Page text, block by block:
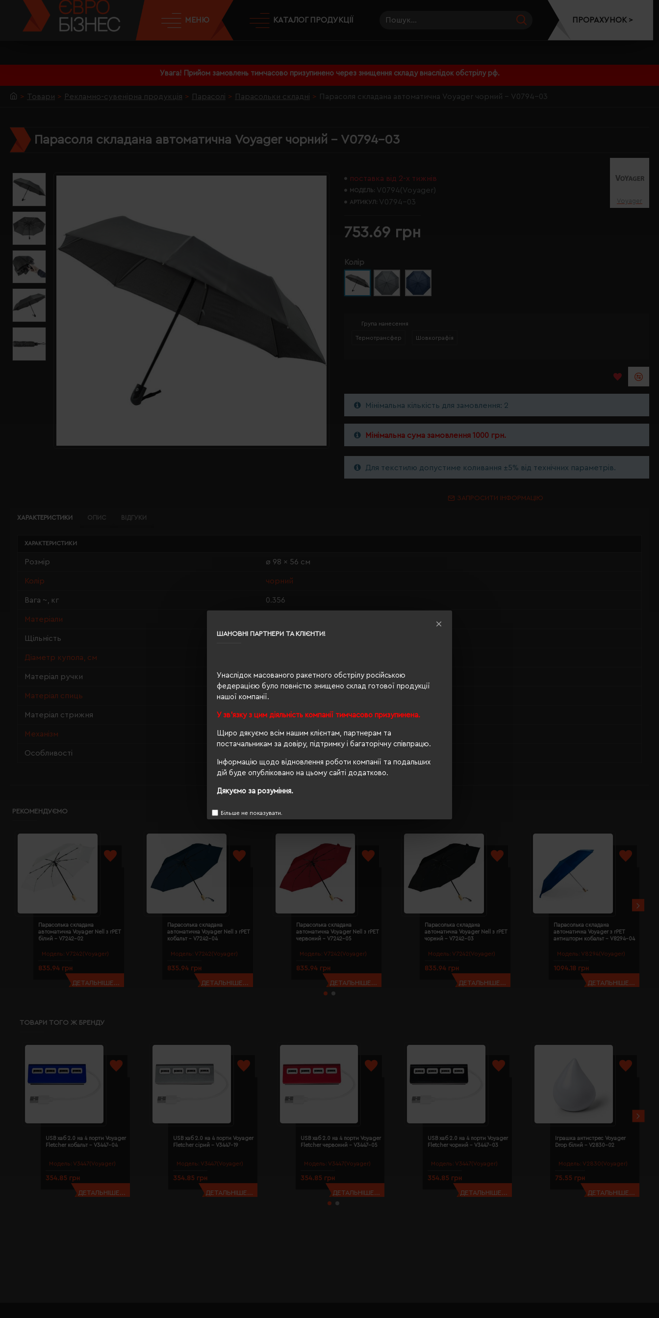
ШАНОВНІ ПАРТНЕРИ ТА КЛІЄНТИ!
Унаслідок масованого ракетного обстрілу російською
федерацією було повністю знищено склад готової продукції
нашої компанії.
У зв'язку з цим діяльність компанії тимчасово призупинена.
Щиро дякуємо всім нашим клієнтам, партнерам та
постачальникам за довіру, підтримку і багаторічну співпрацю.
Інформацію щодо відновлення роботи компанії та подальших
дій буде опубліковано на цьому сайті додатково.
Дякуємо за розуміння.
Більше не показувати.
Увага! Прийом замовлень тимчасово призупинено через знищення складу внаслідок обстрілу рф.
МЕНЮ КАТАЛОГ ПРОДУКЦІЇ ПРОРАХУНОК >
Товари Рекламно-сувенірна продукція Парасолі Парасольки складні Парасоля складана автоматична Voyager чорний - V0794-03
Парасоля складана автоматична Voyager чорний - V0794-03
поставка від 2-х тижнів
МОДЕЛЬ: V0794(Voyager)
АРТИКУЛ: V0794-03 Voyager
753.69 грн
Колір
Група нанесення
Термотрансфер Шовкографія
Мінімальна кількість для замовлення: 2
Мінімальна сума замовлення 1000 грн.
Для текстилю допустиме коливання ±5% від технічних параметрів.
ЗАПРОСИТИ ІНФОРМАЦІЮ
ХАРАКТЕРИСТИКИ ОПИС ВІДГУКИ
ХАРАКТЕРИСТИКИ
Розмір ø 98 x 56 см
Колір чорний
Вага ~, кг 0.356
Матеріали
Щільність 190 г/м²
Діаметр купола, см
Матеріал ручки пластик
Матеріал спиць скловолокно
Матеріал стрижня метал
Механізм автомат
Особливості
РЕКОМЕНДУЄМО
Модель: V7242(Voyager)
Парасолька складана
автоматична Voyager Nell з rPET
білий - V7242-02
835.94 грн
ДЕТАЛЬНІШЕ...
Модель: V7242(Voyager)
Парасолька складана
автоматична Voyager Nell з rPET
кобальт - V7242-04
835.94 грн
ДЕТАЛЬНІШЕ...
Модель: V7242(Voyager)
Парасолька складана
автоматична Voyager Nell з rPET
червоний - V7242-05
835.94 грн
ДЕТАЛЬНІШЕ...
Модель: V7242(Voyager)
Парасолька складана
автоматична Voyager Nell з rPET
чорний - V7242-03
835.94 грн
ДЕТАЛЬНІШЕ...
Модель: V8294(Voyager)
Парасолька складана
автоматична Voyager з rPET
антишторм кобальт - V8294-04
1094.18 грн
ДЕТАЛЬНІШЕ...
ТОВАРИ ТОГО Ж БРЕНДУ
Модель: V3447(Voyager)
USB хаб 2.0 на 4 порти Voyager
Fletcher кобальт - V3447-04
354.85 грн
ДЕТАЛЬНІШЕ...
Модель: V3447(Voyager)
USB хаб 2.0 на 4 порти Voyager
Fletcher сірий - V3447-19
354.85 грн
ДЕТАЛЬНІШЕ...
Модель: V3447(Voyager)
USB хаб 2.0 на 4 порти Voyager
Fletcher червоний - V3447-05
354.85 грн
ДЕТАЛЬНІШЕ...
Модель: V3447(Voyager)
USB хаб 2.0 на 4 порти Voyager
Fletcher чорний - V3447-03
354.85 грн
ДЕТАЛЬНІШЕ...
Модель: V2830(Voyager)
Іграшка антистрес Voyager
Drop білий - V2830-02
75.55 грн
ДЕТАЛЬНІШЕ...